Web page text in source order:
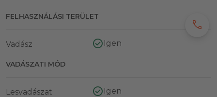
FELHASZNÁLÁSI TERÜLET
Vadász Igen
VADÁSZATI MÓD
Lesvadászat Igen
call